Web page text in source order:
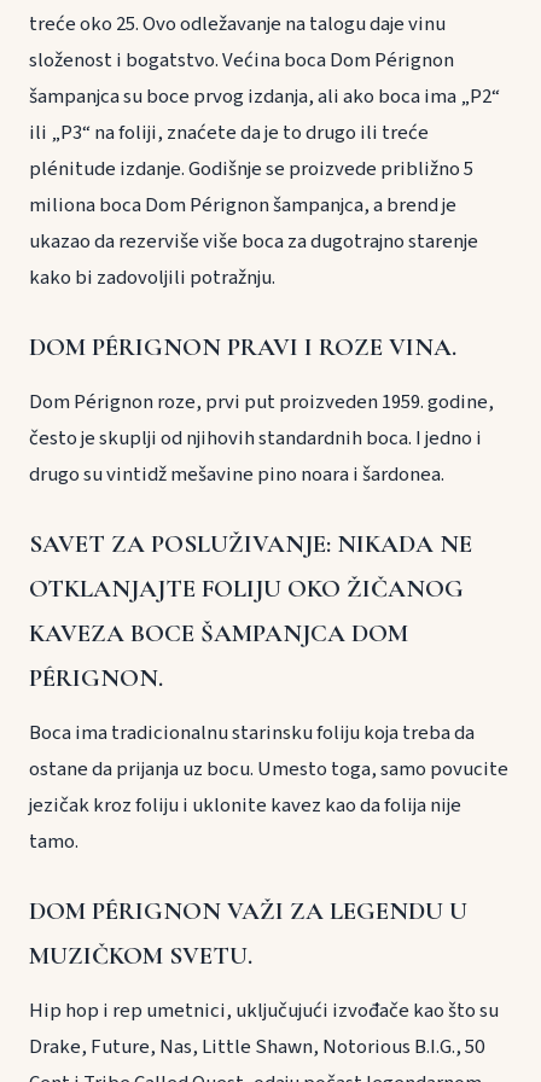
treće oko 25. Ovo odležavanje na talogu daje vinu
složenost i bogatstvo. Većina boca Dom Pérignon
šampanjca su boce prvog izdanja, ali ako boca ima „P2“
ili „P3“ na foliji, znaćete da je to drugo ili treće
plénitude izdanje. Godišnje se proizvede približno 5
miliona boca Dom Pérignon šampanjca, a brend je
ukazao da rezerviše više boca za dugotrajno starenje
kako bi zadovoljili potražnju.
DOM PÉRIGNON PRAVI I ROZE VINA.
Dom Pérignon roze, prvi put proizveden 1959. godine,
često je skuplji od njihovih standardnih boca. I jedno i
drugo su vintidž mešavine pino noara i šardonea.
SAVET ZA POSLUŽIVANJE: NIKADA NE
OTKLANJAJTE FOLIJU OKO ŽIČANOG
KAVEZA BOCE ŠAMPANJCA DOM
PÉRIGNON.
Boca ima tradicionalnu starinsku foliju koja treba da
ostane da prijanja uz bocu. Umesto toga, samo povucite
jezičak kroz foliju i uklonite kavez kao da folija nije
tamo.
DOM PÉRIGNON VAŽI ZA LEGENDU U
MUZIČKOM SVETU.
Hip hop i rep umetnici, uključujući izvođače kao što su
Drake, Future, Nas, Little Shawn, Notorious B.I.G., 50